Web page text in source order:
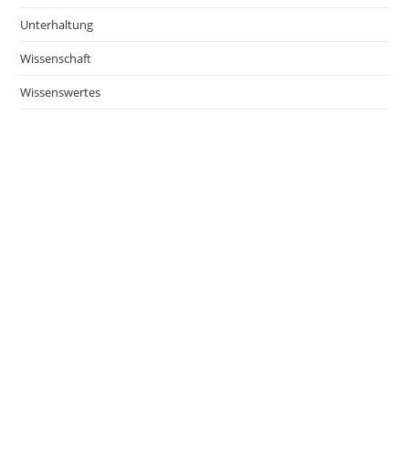
Unterhaltung
Wissenschaft
Wissenswertes